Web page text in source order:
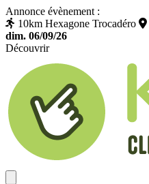
Annonce évènement :
10km Hexagone Trocadéro
dim. 06/09/26
Découvrir